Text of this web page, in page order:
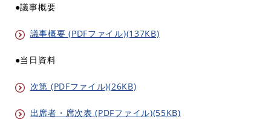
●議事概要
議事概要 (PDFファイル)(137KB)
●当日資料
次第 (PDFファイル)(26KB)
出席者・席次表 (PDFファイル)(55KB)